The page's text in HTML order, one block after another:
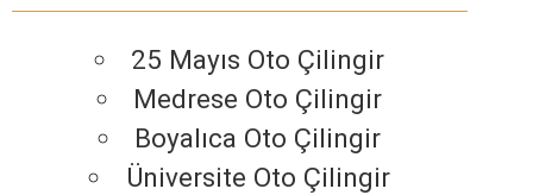
25 Mayıs Oto Çilingir
Medrese Oto Çilingir
Boyalıca Oto Çilingir
Üniversite Oto Çilingir